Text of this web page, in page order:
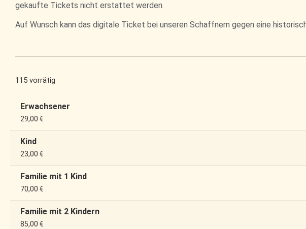
gekaufte Tickets nicht erstattet werden.
Auf Wunsch kann das digitale Ticket bei unseren Schaffnern gegen eine
115 vorrätig
Erwachsener
29,00 €
Kind
23,00 €
Familie mit 1 Kind
70,00 €
Familie mit 2 Kindern
85,00 €